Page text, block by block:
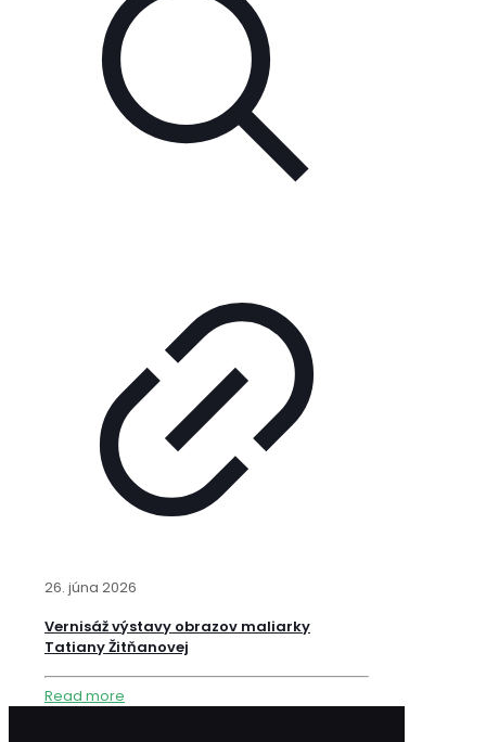
26. júna 2026
Vernisáž výstavy obrazov maliarky
Tatiany Žitňanovej
Read more